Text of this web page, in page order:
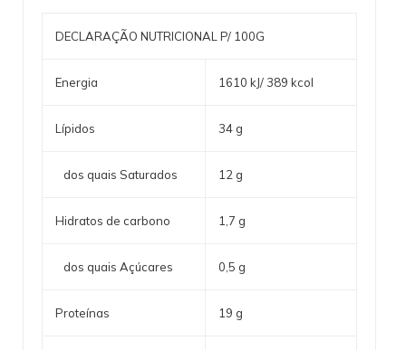
DECLARAÇÃO NUTRICIONAL P/ 100G
Energia 1610 kJ/ 389 kcol
Lípidos 34 g
dos quais Saturados 12 g
Hidratos de carbono 1,7 g
dos quais Açúcares 0,5 g
Proteínas 19 g